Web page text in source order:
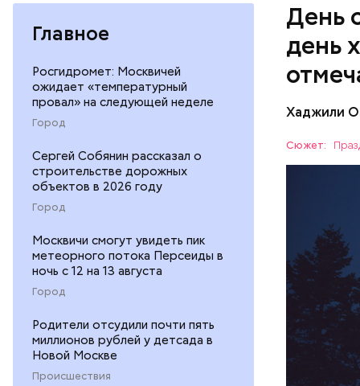
Главное
Росгидромет: Москвичей
ожидает «температурный
провал» на следующей неделе
Город
Сергей Собянин рассказал о
строительстве дорожных
объектов в 2026 году
Город
Москвичи смогут увидеть пик
метеорного потока Персеиды в
ночь с 12 на 13 августа
Город
Родители отсудили почти пять
миллионов рублей у детсада в
Новой Москве
Происшествия
День
день
Хаджили
Сюжет:
День
любители
ЕДА
чеснок;
соль.